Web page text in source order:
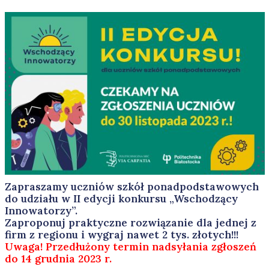
Zapraszamy uczniów szkół ponadpodstawowych
do udziału w II edycji konkursu „Wschodzący
Innowatorzy”.
Zaproponuj praktyczne rozwiązanie dla jednej z
firm z regionu i wygraj nawet 2 tys. złotych!!!
Uwaga! Przedłużony termin nadsyłania zgłoszeń
do 14 grudnia 2023 r.